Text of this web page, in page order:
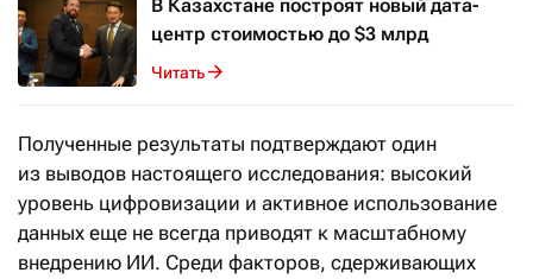
В Казахстане построят новый дата-
центр стоимостью до $3 млрд
Читать
Полученные результаты подтверждают один
из выводов настоящего исследования: высокий
уровень цифровизации и активное использование
данных еще не всегда приводят к масштабному
внедрению ИИ. Среди факторов, сдерживающих